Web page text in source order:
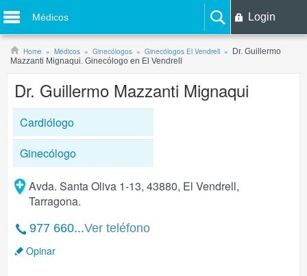
Médicos Login
Home Médicos Ginecólogos Ginecólogos El Vendrell
Dr. Guillermo
Mazzanti Mignaqui. Ginecólogo en El Vendrell
Dr. Guillermo Mazzanti Mignaqui
Cardiólogo
Ginecólogo
Avda. Santa Oliva 1-13, 43880, El Vendrell,
Tarragona.
977 660...Ver teléfono
Opinar